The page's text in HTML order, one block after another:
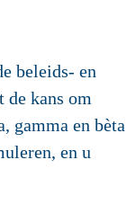
beleids- en
kans om
gamma en bèta
en u